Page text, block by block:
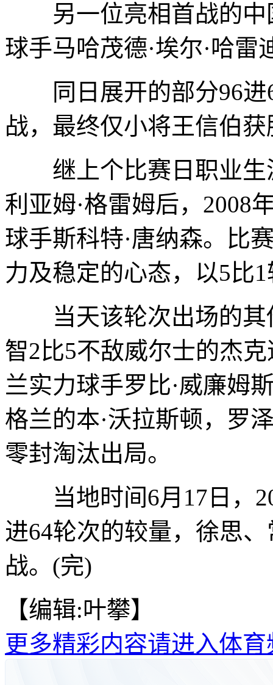
另一位亮相首战的中
球手马哈茂德·埃尔·哈雷
同日展开的部分96进
战，最终仅小将王信伯获
继上个比赛日职业生
利亚姆·格雷姆后，2008
球手斯科特·唐纳森。比
力及稳定的心态，以5比
当天该轮次出场的其
智2比5不敌威尔士的杰
兰实力球手罗比·威廉姆
格兰的本·沃拉斯顿，罗
零封淘汰出局。
当地时间6月17日，
进64轮次的较量，徐思
战。(完)
【编辑:叶攀】
更多精彩内容请进入体育